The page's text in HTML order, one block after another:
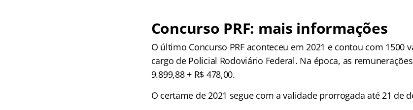
Concurso PRF: mais informações
O último Concurso PRF aconteceu em 2021 e contou com 1500
cargo de Policial Rodoviário Federal. Na época, as
9.899,88 + R$ 478,00.
O certame de 2021 segue com a validade prorrogada até 21 de